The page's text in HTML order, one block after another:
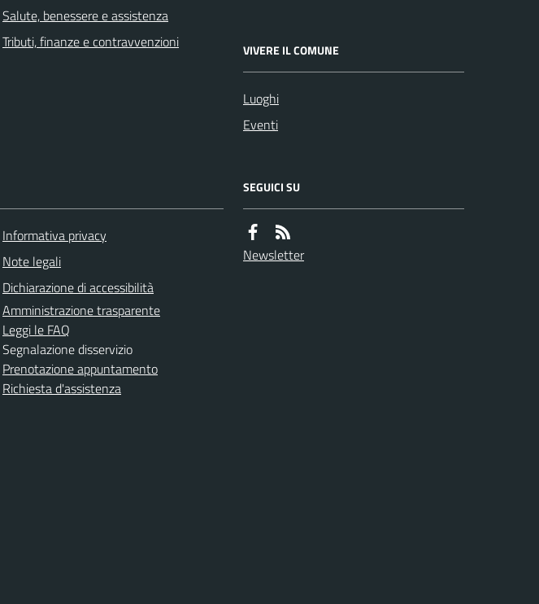
Salute, benessere e assistenza
Tributi, finanze e contravvenzioni
VIVERE IL COMUNE
Luoghi
Eventi
Informativa privacy
Note legali
Dichiarazione di accessibilità
Amministrazione trasparente
Leggi le FAQ
Segnalazione disservizio
Prenotazione appuntamento
Richiesta d'assistenza
SEGUICI SU
Newsletter